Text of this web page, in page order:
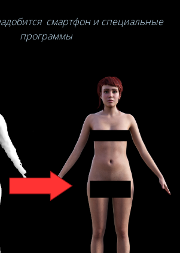
смартфон и специальные
программы